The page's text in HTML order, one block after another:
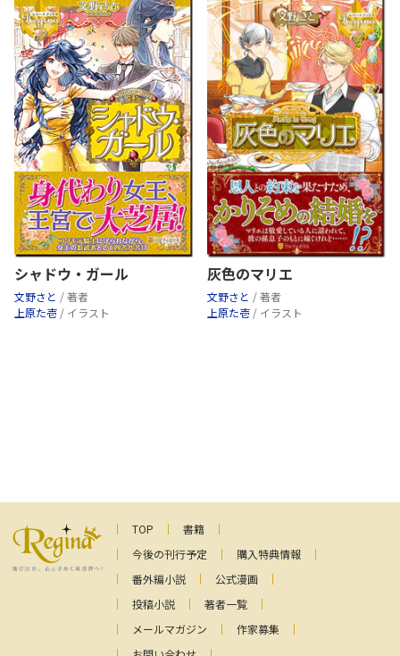
シャドウ・ガール
文野さと / 著者
上原た壱 / イラスト
灰色のマリエ
文野さと / 著者
上原た壱 / イラスト
TOP
書籍
今後の刊行予定
購入特典情報
番外編小説
公式漫画
投稿小説
著者一覧
メールマガジン
作家募集